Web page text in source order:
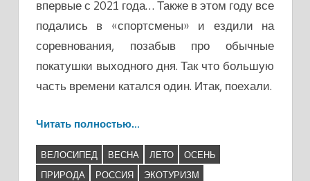
впервые с 2021 года… Также в этом году все
подались в «спортсмены» и ездили на
соревнования, позабыв про обычные
покатушки выходного дня. Так что большую
часть времени катался один. Итак, поехали.
Читать полностью…
ВЕЛОСИПЕД ВЕСНА ЛЕТО
ОСЕНЬ
ПРИРОДА
РОССИЯ ЭКОТУРИЗМ